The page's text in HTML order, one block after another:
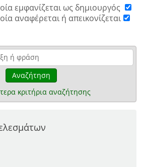
εμφανίζεται ως δημιουργός
αναφέρεται ή απεικονίζεται
Αναζήτηση
κριτήρια αναζήτησης